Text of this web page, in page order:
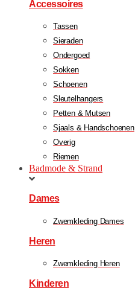
Accessoires
Tassen
Sieraden
Ondergoed
Sokken
Schoenen
Sleutelhangers
Petten & Mutsen
Sjaals & Handschoenen
Overig
Riemen
Badmode & Strand
Dames
Zwemkleding Dames
Heren
Zwemkleding Heren
Kinderen